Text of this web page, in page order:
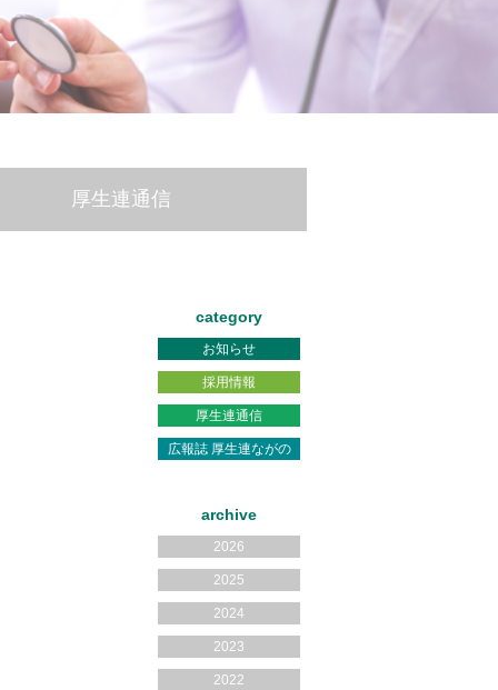
厚生連通信
category
お知らせ
採用情報
厚生連通信
広報誌 厚生連ながの
archive
2026
2025
2024
2023
2022